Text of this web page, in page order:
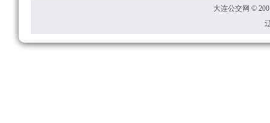
大连公交网 ©